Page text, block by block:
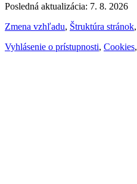
Posledná aktualizácia: 7. 8. 2026
Zmena vzhľadu, Štruktúra stránok,
Vyhlásenie o prístupnosti, Cookies,